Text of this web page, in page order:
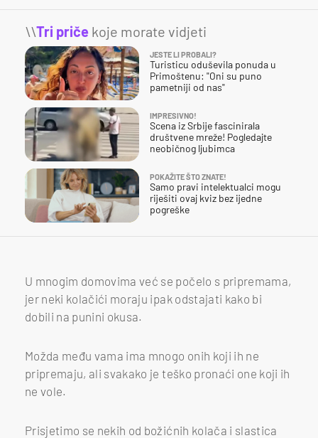
\\Tri priče koje morate vidjeti
JESTE LI PROBALI?
Turisticu oduševila ponuda u
Primoštenu: "Oni su puno
pametniji od nas"
IMPRESIVNO!
Scena iz Srbije fascinirala
društvene mreže! Pogledajte
neobičnog ljubimca
POKAŽITE ŠTO ZNATE!
Samo pravi intelektualci mogu
riješiti ovaj kviz bez ijedne
pogreške
U mnogim domovima već se počelo s pripremama,
jer neki kolačići moraju ipak odstajati kako bi
dobili na punini okusa.
Možda među vama ima mnogo onih koji ih ne
pripremaju, ali svakako je teško pronaći one koji ih
ne vole.
Prisjetimo se nekih od božićnih kolača i slastica